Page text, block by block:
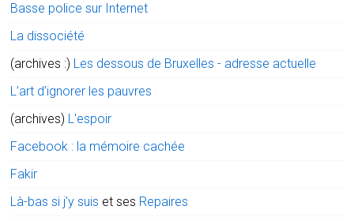
Basse police sur Internet
La dissociété
(archives :) Les dessous de Bruxelles - adresse actuelle
L’art d’ignorer les pauvres
(archives) L'espoir
Facebook : la mémoire cachée
Fakir
Là-bas si j'y suis et ses Repaires